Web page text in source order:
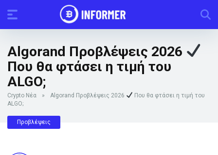
Algorand Προβλέψεις 2026
Που θα φτάσει η τιμή του
ALGO;
Crypto Νέα » Algorand Προβλέψεις 2026
Που θα φτάσει η τιμή του
ALGO;
Προβλέψεις